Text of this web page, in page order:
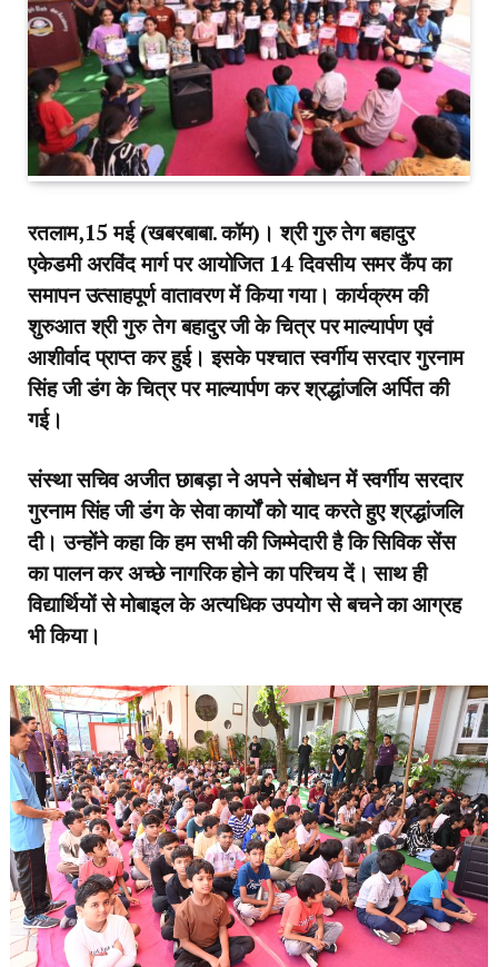
रतलाम,15 मई (खबरबाबा. कॉम)। श्री गुरु तेग बहादुर
एकेडमी अरविंद मार्ग पर आयोजित 14 दिवसीय समर कैंप का
समापन उत्साहपूर्ण वातावरण में किया गया। कार्यक्रम की
शुरुआत श्री गुरु तेग बहादुर जी के चित्र पर माल्यार्पण एवं
आशीर्वाद प्राप्त कर हुई। इसके पश्चात स्वर्गीय सरदार गुरनाम
सिंह जी डंग के चित्र पर माल्यार्पण कर श्रद्धांजलि अर्पित की
गई।
संस्था सचिव अजीत छाबड़ा ने अपने संबोधन में स्वर्गीय सरदार
गुरनाम सिंह जी डंग के सेवा कार्यों को याद करते हुए श्रद्धांजलि
दी। उन्होंने कहा कि हम सभी की जिम्मेदारी है कि सिविक सेंस
का पालन कर अच्छे नागरिक होने का परिचय दें। साथ ही
विद्यार्थियों से मोबाइल के अत्यधिक उपयोग से बचने का आग्रह
भी किया।